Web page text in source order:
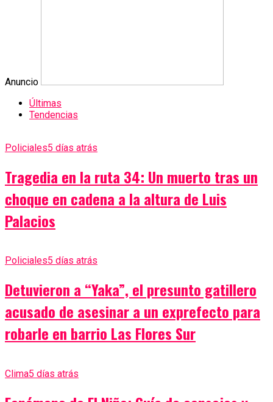
Anuncio
Últimas
Tendencias
Policiales5 días atrás
Tragedia en la ruta 34: Un muerto tras un
choque en cadena a la altura de Luis
Palacios
Policiales5 días atrás
Detuvieron a “Yaka”, el presunto gatillero
acusado de asesinar a un exprefecto para
robarle en barrio Las Flores Sur
Clima5 días atrás